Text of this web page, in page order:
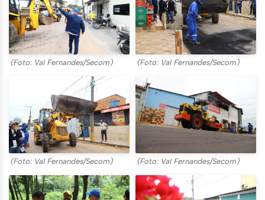
(Foto: Val Fernandes/Secom) (Foto: Val Fernandes/Secom)
(Foto: Val Fernandes/Secom) (Foto: Val Fernandes/Secom)